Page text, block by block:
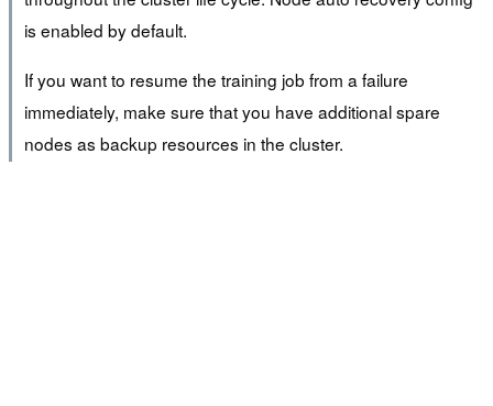
is enabled by default.
If you want to resume the training job from a failure
immediately, make sure that you have additional spare
nodes as backup resources in the cluster.